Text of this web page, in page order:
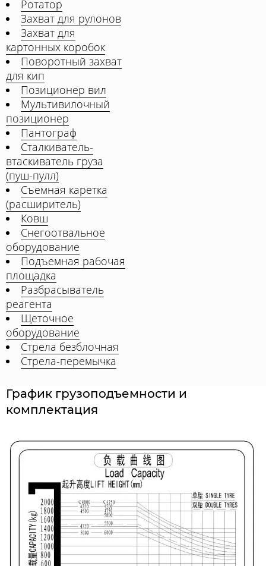
Ротатор
Захват для рулонов
Захват для
картонных коробок
Поворотный захват
для кип
Позиционер вил
Мультивилочный
позиционер
Пантограф
Сталкиватель-
втаскиватель груза
(пуш-пулл)
Съемная каретка
(расширитель)
Ковш
Снегоотвальное
оборудование
Подъемная рабочая
площадка
Разбрасыватель
реагента
Щеточное
оборудование
Стрела безблочная
Стрела-перемычка
График грузоподъемности и
комплектация